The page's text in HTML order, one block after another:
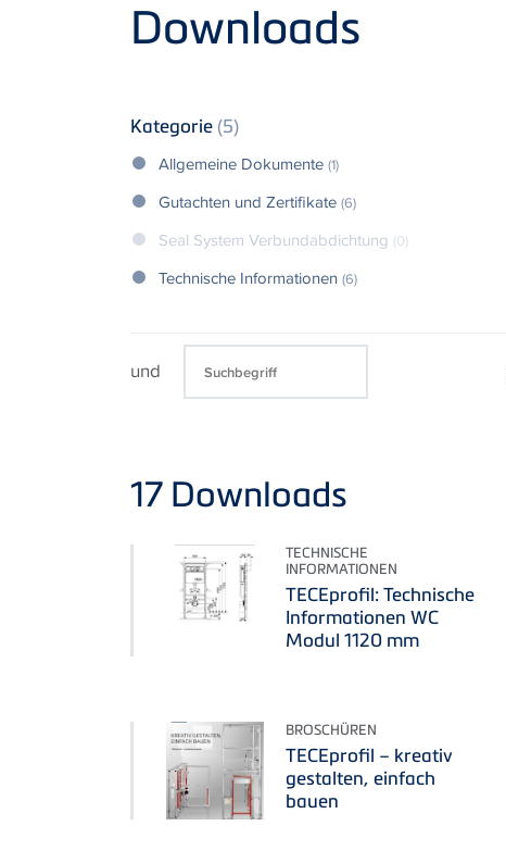
Downloads
Kategorie (5)
Allgemeine Dokumente (1)
Gutachten und Zertifikate (6)
Seal System Verbundabdichtung (0)
Technische Informationen (6)
und
17 Downloads
TECHNISCHE
INFORMATIONEN
TECEprofil: Technische
Informationen WC
Modul 1120 mm
BROSCHÜREN
TECEprofil – kreativ
gestalten, einfach
bauen